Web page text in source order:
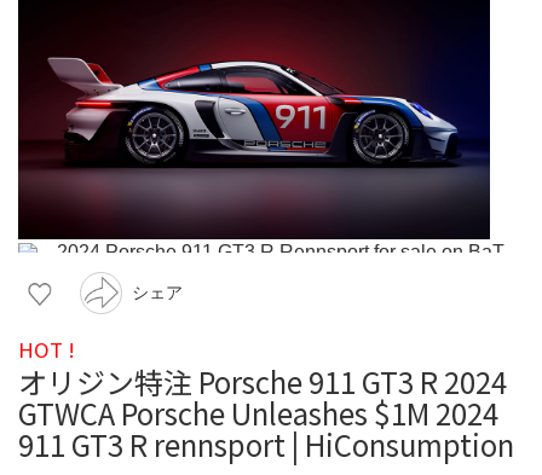
シェア
HOT !
オリジン特注 Porsche 911 GT3 R 2024
GTWCA Porsche Unleashes $1M 2024
911 GT3 R rennsport | HiConsumption